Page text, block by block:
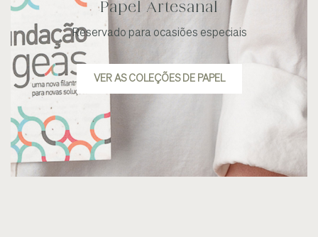
Papel Artesanal
Reservado para ocasiões especiais
VER AS COLEÇÕES DE PAPEL